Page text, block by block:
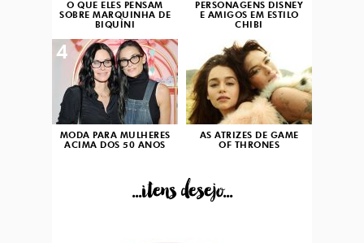
O QUE ELES PENSAM
SOBRE MARQUINHA DE
BIQUÍNI
PERSONAGENS DISNEY
E AMIGOS EM ESTILO
CHIBI
MODA PARA MULHERES
ACIMA DOS 50 ANOS
4
AS ATRIZES DE GAME
OF THRONES
...itens desejo...